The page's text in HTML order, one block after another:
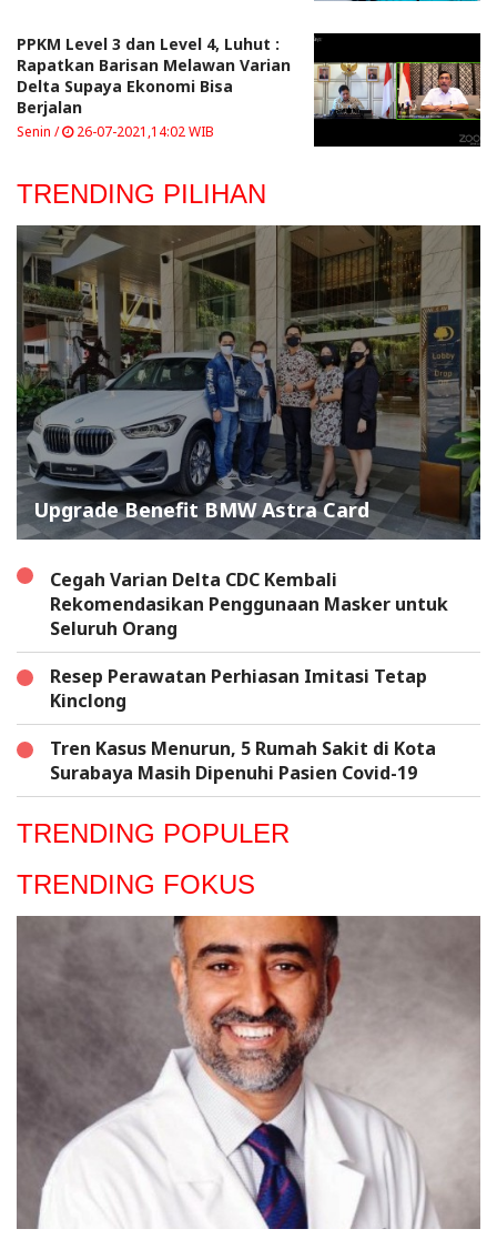
PPKM Level 3 dan Level 4, Luhut :
Rapatkan Barisan Melawan Varian
Delta Supaya Ekonomi Bisa
Berjalan
Senin / 26-07-2021,14:02 WIB
TRENDING PILIHAN
Upgrade Benefit BMW Astra Card
Cegah Varian Delta CDC Kembali
Rekomendasikan Penggunaan Masker untuk
Seluruh Orang
Resep Perawatan Perhiasan Imitasi Tetap
Kinclong
Tren Kasus Menurun, 5 Rumah Sakit di Kota
Surabaya Masih Dipenuhi Pasien Covid-19
TRENDING POPULER
TRENDING FOKUS